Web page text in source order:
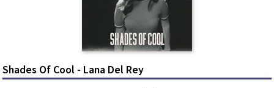
Shades Of Cool - Lana Del Rey